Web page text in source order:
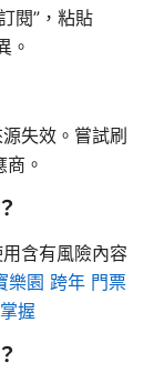
閱”，粘貼
。
失效。嘗試刷
。
含有風險內容
樂園 跨年 門票
握